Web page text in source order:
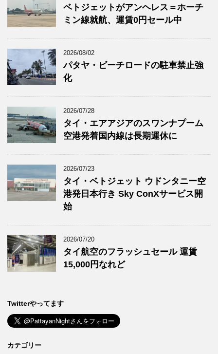
ベトジェットがアンヘレス＝ホーチ
ミン線就航、運賃0円セール中
2026/08/02
パタヤ・ビーチロードの駐車禁止強
化
2026/07/28
タイ・エアアジアのスワンナプーム
空港発着国内線は長期運休に
2026/07/23
タイ・ベトジェット ウドンタニー空
港発日本行き Sky ConXサービス開
始
2026/07/20
タイ航空のフラッシュセール 運賃
15,000円なれど
Twitterやってます
カテゴリー